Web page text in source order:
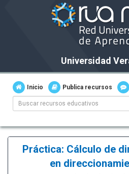
Universidad
Inicio Publica recursos
Práctica: Cálculo de
en